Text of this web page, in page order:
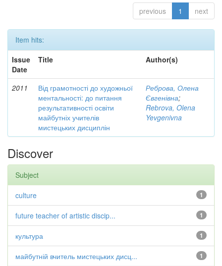
previous 1 next
Item hits:
Issue
Date
Title Author(s)
2011
Від грамотності до художньої
ментальності: до питання
результативності освіти
майбутніх учителів
мистецьких дисциплін
Реброва, Олена
Євгенівна;
Rebrova, Olena
Yevgenivna
Discover
Subject
1
culture
1
future teacher of artistic discip...
1
культура
1
майбутній вчитель мистецьких дисц...